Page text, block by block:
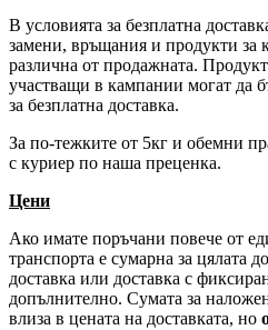
В условията за безплатна
замени, връщания и продукти за
различна от продажната.
участващи в кампании могат да
за безплатна доставка.
За по-тежките от 5кг и обемни
с куриер по наша преценка.
Цени
Ако имате поръчани повече от
транспорта е сумарна за цялата
доставка или доставка с
допълнително. Сумата за
влиза в цената на доставката, но